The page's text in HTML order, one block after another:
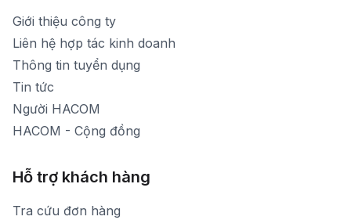
1900 1903 (máy lẻ 160)
[email protected]
Thời gian mở cửa: Từ 8h30-20h hàng ngày
Giới thiệu công ty
Liên hệ hợp tác kinh doanh
Thông tin tuyển dụng
Tin tức
Người HACOM
HACOM - Cộng đồng
Hỗ trợ khách hàng
Tra cứu đơn hàng